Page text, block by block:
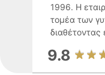
1996. Η
τομέα των
διαθέτοντας
9.8